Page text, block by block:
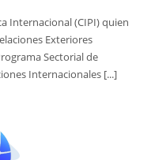
Internacional (CIPI) quien
Exteriores
Sectorial de
Internacionales [...]